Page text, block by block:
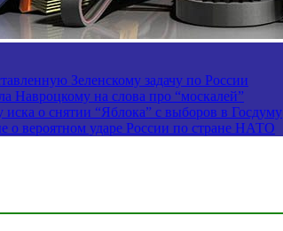
Зеленскому задачу по России
Навроцкому на слова про “москалей”
иска о снятии “Яблока” с выборов в Госдуму
о вероятном ударе России по стране НАТО